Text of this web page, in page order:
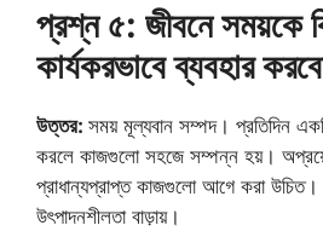
প্রশ্ন ৫: জীবনে সময়কে
কার্যকরভাবে ব্যবহার
উত্তর: সময় মূল্যবান সম্পদ। প্রতিদিন
করলে কাজগুলো সহজে সম্পন্ন হয়।
প্রাধান্যপ্রাপ্ত কাজগুলো আগে করা উচিত।
উৎপাদনশীলতা বাড়ায়।